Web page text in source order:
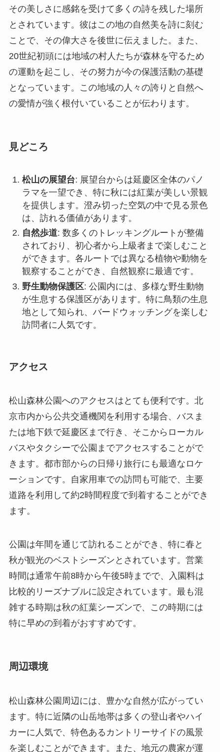
となっています。この地域の人々の誇りと自然へ
の愛情が強く根付いていることが伝わります。
見どころ
松山の展望台: 展望台からは延慶区全体のパノ
は、訪れる価値があります。
ができます。各ルートでは異なる植物や動物を
観察することができ、自然観察に最適です。
野生動物保護区 : 公園内には、多様な野生動物
が生息する保護区があります。特に鳥類の生息
地として知られ、バードウォッチングを楽しむ
訪問者に人気です。
アクセス
松山森林公園へのアクセスはとても便利です。北
バスやタクシーで公園までアクセスすることがで
ーションです。自家用車での訪問も可能で、主要
道路を利用して約2時間程度で到着することができ
ます。
公園は年間を通じて訪れることができ、特に春と
秋が観光のベストシーズンとされています。営業
時間は通常午前8時から午後5時までで、入園料は
比較的リーズナブルに設定されています。最も混
特に早めの到着がおすすめです。
周辺環境
松山森林公園周辺には、豊かな自然が広がってい
を楽しむことができます。また、地元の農家が運
中での宿泊体験を提供しています。ケースによっ
ては地産地消の食材を用いた食事も楽しめます。